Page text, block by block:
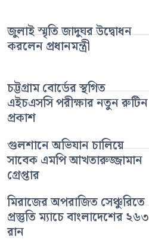
জুলাই স্মৃতি জাদুঘর উদ্বোধন
করলেন প্রধানমন্ত্রী
চট্টগ্রাম বোর্ডের স্থগিত
এইচএসসি পরীক্ষার নতুন রুটিন
প্রকাশ
গুলশানে অভিযান চালিয়ে
সাবেক এমপি আখতারুজ্জামান
গ্রেপ্তার
মিরাজের অপরাজিত সেঞ্চুরিতে
প্রস্তুতি ম্যাচে বাংলাদেশের ২৬৩
রান